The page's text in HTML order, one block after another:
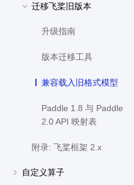
迁移飞桨旧版本
升级指南
版本迁移工具
兼容载入旧格式模型
Paddle 1.8 与 Paddle
2.0 API 映射表
附录: 飞桨框架 2.x
自定义算子